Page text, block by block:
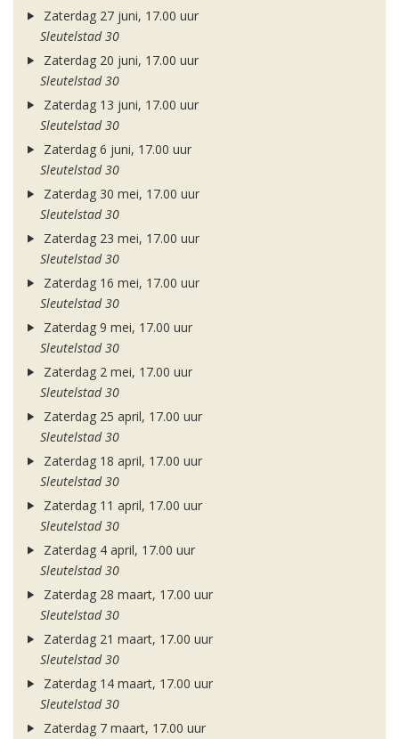
Zaterdag 27 juni, 17.00 uur
Sleutelstad 30
Zaterdag 20 juni, 17.00 uur
Sleutelstad 30
Zaterdag 13 juni, 17.00 uur
Sleutelstad 30
Zaterdag 6 juni, 17.00 uur
Sleutelstad 30
Zaterdag 30 mei, 17.00 uur
Sleutelstad 30
Zaterdag 23 mei, 17.00 uur
Sleutelstad 30
Zaterdag 16 mei, 17.00 uur
Sleutelstad 30
Zaterdag 9 mei, 17.00 uur
Sleutelstad 30
Zaterdag 2 mei, 17.00 uur
Sleutelstad 30
Zaterdag 25 april, 17.00 uur
Sleutelstad 30
Zaterdag 18 april, 17.00 uur
Sleutelstad 30
Zaterdag 11 april, 17.00 uur
Sleutelstad 30
Zaterdag 4 april, 17.00 uur
Sleutelstad 30
Zaterdag 28 maart, 17.00 uur
Sleutelstad 30
Zaterdag 21 maart, 17.00 uur
Sleutelstad 30
Zaterdag 14 maart, 17.00 uur
Sleutelstad 30
Zaterdag 7 maart, 17.00 uur